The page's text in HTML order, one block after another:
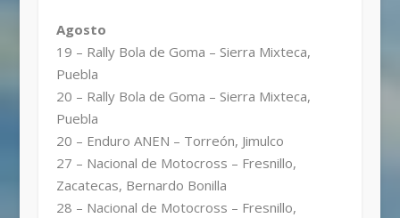
Agosto
19 – Rally Bola de Goma – Sierra Mixteca,
Puebla
20 – Rally Bola de Goma – Sierra Mixteca,
Puebla
20 – Enduro ANEN – Torreón, Jimulco
27 – Nacional de Motocross – Fresnillo,
Zacatecas, Bernardo Bonilla
28 – Nacional de Motocross – Fresnillo,